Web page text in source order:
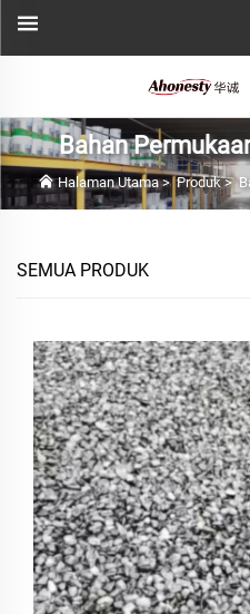
Bahan
Halaman Utama>Produk>
SEMUA PRODUK